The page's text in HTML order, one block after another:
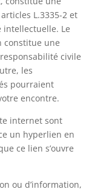
L.3335-2 et
intellectuelle. Le
constitue une
civile
les
pourraient
encontre.
internet sont
un hyperlien en
ce lien s’ouvre
ou d’information,